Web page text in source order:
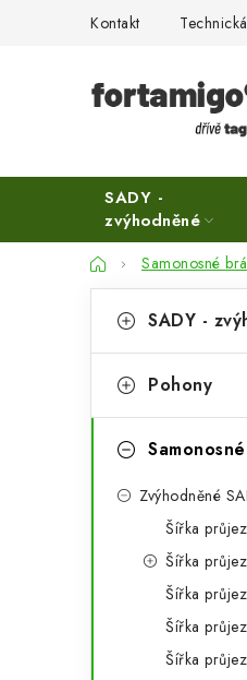
Kontakt
SADY -
zvýhodněné
DomůSamonosné
o
t
kategorie
a
e
SADY -
Pohony
Zvýhodněné
Šířka
Šířka
Šířka
Šířka
Šířka